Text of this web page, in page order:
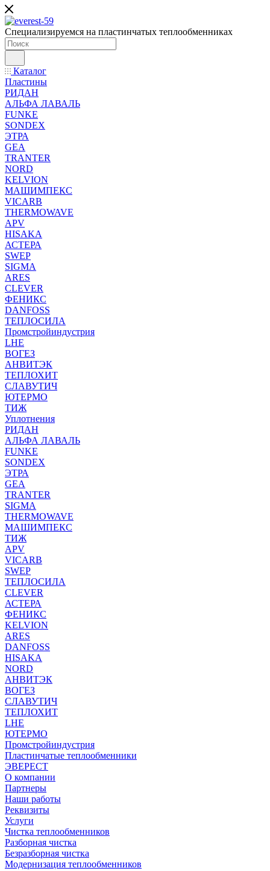
Специализируемся на пластинчатых теплообменниках
Каталог
Пластины
РИДАН
АЛЬФА ЛАВАЛЬ
FUNKE
SONDEX
ЭТРА
GEA
TRANTER
NORD
KELVION
МАШИМПЕКС
VICARB
THERMOWAVE
APV
HISAKA
АСТЕРА
SWEP
SIGMA
ARES
CLEVER
ФЕНИКС
DANFOSS
ТЕПЛОСИЛА
Промстройиндустрия
LHE
ВОГЕЗ
АНВИТЭК
ТЕПЛОХИТ
СЛАВУТИЧ
ЮТЕРМО
ТИЖ
Уплотнения
РИДАН
АЛЬФА ЛАВАЛЬ
FUNKE
SONDEX
ЭТРА
GEA
TRANTER
SIGMA
THERMOWAVE
МАШИМПЕКС
ТИЖ
APV
VICARB
SWEP
ТЕПЛОСИЛА
CLEVER
АСТЕРА
ФЕНИКС
KELVION
ARES
DANFOSS
HISAKA
NORD
АНВИТЭК
ВОГЕЗ
СЛАВУТИЧ
ТЕПЛОХИТ
LHE
ЮТЕРМО
Промстройиндустрия
Пластинчатые теплообменники
ЭВЕРЕСТ
О компании
Партнеры
Наши работы
Реквизиты
Услуги
Чистка теплообменников
Разборная чистка
Безразборная чистка
Модернизация теплообменников